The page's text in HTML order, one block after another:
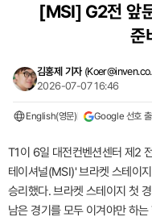
[MSI]G2전 앞
준
김홍제 기자 (
2026-07-07 16:46
English(영문) Google 선호 출
T1이 6일 대전컨벤션센터 제2
테이셔널(MSI)' 브라켓 스테이
승리했다. 브라켓 스테이지 첫
남은 경기를 모두 이겨야만 하